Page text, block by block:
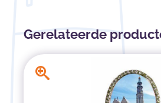
Gerelateerde